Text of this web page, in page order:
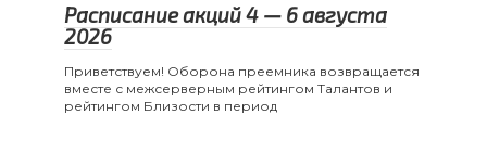
Расписание акций 4 — 6 августа
2026
Приветствуем! Оборона преемника возвращается
вместе с межсерверным рейтингом Талантов и
рейтингом Близости в период